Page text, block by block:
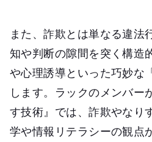
また、詐欺とは単なる違法
知や判断の隙間を突く構造
や心理誘導といった巧妙な
します。ラックのメンバー
す技術』では、詐欺やなり
学や情報リテラシーの観点